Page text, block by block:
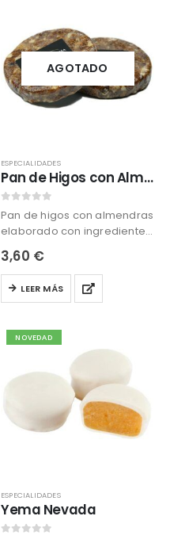
pueden
elegir
en
la
página
AGOTADO
ESPECIALIDADES
Pan de Higos con Almendras
Pan de higos con almendras
elaborado con ingredientes
naturales, como los higos
secos, almendras y
aromatizado con especies.
3,60 €
LEER MÁS
NOVEDAD
ESPECIALIDADES
Yema Nevada